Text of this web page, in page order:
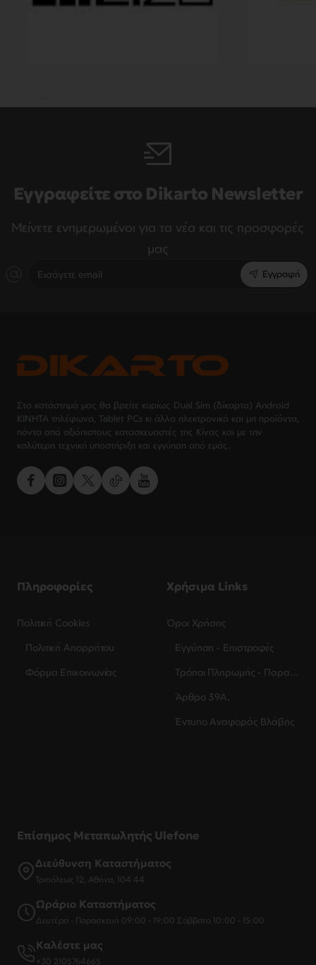
Εγγραφείτε στο Dikarto Newsletter
Μείνετε ενημερωμένοι για τα νέα και τις προσφορές
μας
email
Εγγραφή
Στο κατάστημά μας θα βρείτε κυρίως Dual Sim (δίκαρτα) Android
ΚΙΝΗΤΑ τηλέφωνα, Tablet PCs κι άλλα ηλεκτρονικά και μη προϊόντα,
πάντα από αξιόπιστους κατασκευαστές της Κίνας και με την
καλύτερη τεχνική υποστήριξη και εγγύηση από εμάς.
Πληροφορίες
Πολιτική Cookies
Πολιτική Απορρήτου
Φόρμα Επικοινωνίας
Χρήσιμα Links
Όροι Χρήσης
Εγγύηση - Επιστροφές
Άρθρο 39Α.
Έντυπο Αναφοράς Βλάβης
Επίσημος Μεταπωλητής Ulefone
Διεύθυνση Καταστήματος
Τριπόλεως 12, Αθήνα, 104 44
Ωράριο Καταστήματος
Δευτέρα - Παρασκευή 09:00 - 19:00 Σάββατο 10:00 - 15:00
Καλέστε μας
+30 2105764665